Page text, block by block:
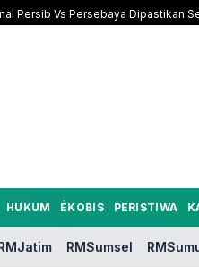
Persib Vs Persebaya Dipastikan
HUKUM ÉKOBIS PERISTIWA
RMSumsel